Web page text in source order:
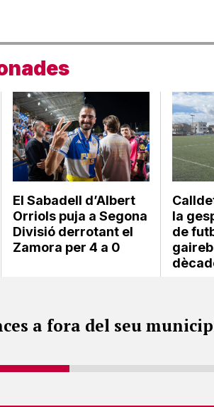
El Sabadell d’Albert
Orriols puja a Segona
Divisió derrotant el
Zamora per 4 a 0
la
de
a fora del seu